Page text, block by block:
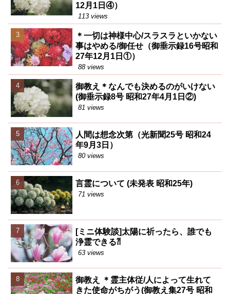
12月1日④）
113 views
＊一切は神様中心/スラスラといかない
事はやめる/御任せ（御垂示録16号昭和
27年12月1日①）
88 views
御教え＊なんでも決めるのがいけない
(御垂示録8号 昭和27年4月1日②)
81 views
人間は想念次第（光新聞25号 昭和24
年9月3日）
80 views
言霊について (未発表 昭和25年)
71 views
[ミニ体験談]太陽に祈ったら、誰でも
浄霊できる⁈
63 views
御教え ＊霊主体従/人によって生れて
きた使命がちがう(御教え集27号 昭和